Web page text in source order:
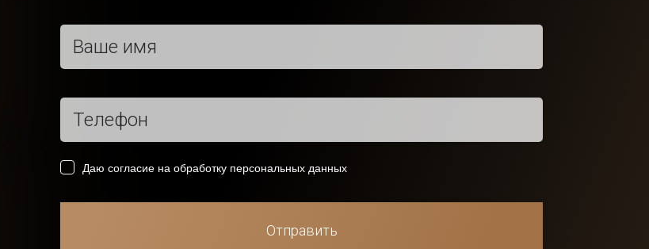
Даю согласие на обработку персональных данных
Отправить